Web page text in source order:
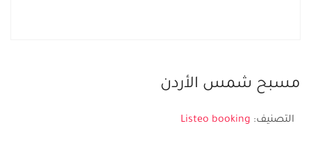
مسبح شمس الأردن
التصنيف: Listeo booking